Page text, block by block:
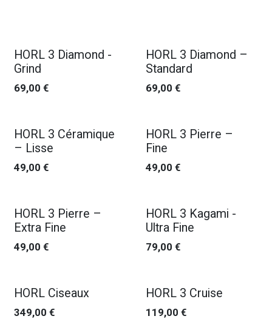
HORL 3 Diamond -
Grind
69,00 €
HORL 3 Diamond –
Standard
69,00 €
HORL 3 Céramique
– Lisse
49,00 €
HORL 3 Pierre –
Fine
49,00 €
HORL 3 Pierre –
Extra Fine
49,00 €
HORL 3 Kagami -
Ultra Fine
79,00 €
HORL Ciseaux
349,00 €
HORL 3 Cruise
119,00 €